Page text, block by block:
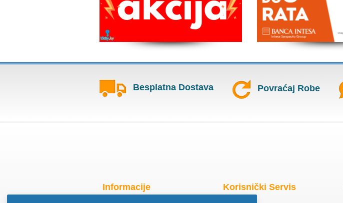
Besplatna Dostava Povraćaj Robe
Informacije Korisnički Servis